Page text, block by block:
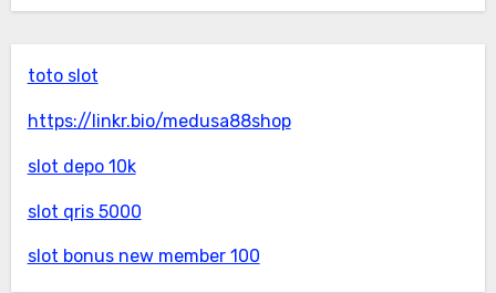
toto slot
https://linkr.bio/medusa88shop
slot depo 10k
slot qris 5000
slot bonus new member 100